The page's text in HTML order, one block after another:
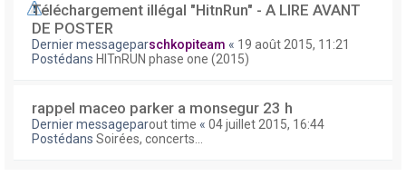
Téléchargement illégal "HitnRun" - A LIRE AVANT
DE POSTER
Dernier messageparschkopiteam « 19 août 2015, 11:21
Postédans HITnRUN phase one (2015)
rappel maceo parker a monsegur 23 h
Dernier messageparout time « 04 juillet 2015, 16:44
Postédans Soirées, concerts...